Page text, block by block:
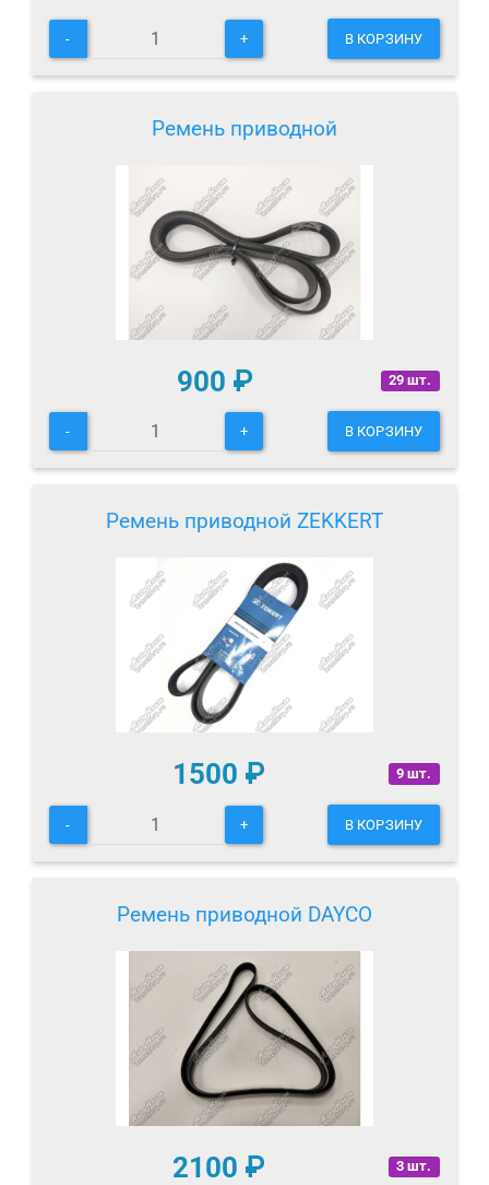
- + В КОРЗИНУ
Ремень приводной
29 шт.
900 ₽
- + В КОРЗИНУ
Ремень приводной ZEKKERT
9 шт.
1500 ₽
- + В КОРЗИНУ
Ремень приводной DAYCO
3 шт.
2100 ₽